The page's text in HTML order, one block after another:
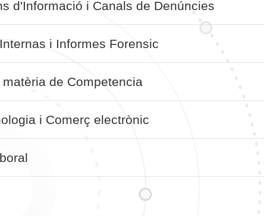
d'Informació i Canals de Denúncies
i Informes Forensic
de Competencia
i Comerç electrònic